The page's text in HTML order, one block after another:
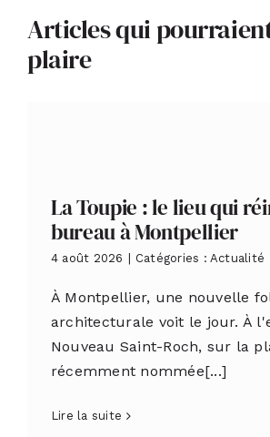
Articles qui
plaire
La Toupie : le lieu qui
bureau à Montpellier
4 août 2026 Catégories : Actualité
À Montpellier, une nouvelle
architecturale voit le jour. À
Nouveau Saint-Roch, sur la
récemment nommée[...]
Lire la suite